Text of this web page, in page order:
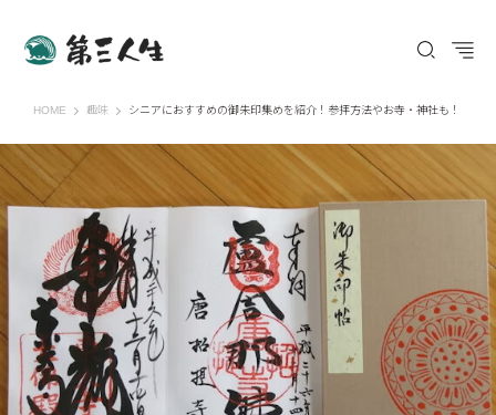
HOME 第三人生 〜寄り道の歩き方〜
趣味 シニアにおすすめの御朱印集めを紹介！参拝方法やお寺・神社も！